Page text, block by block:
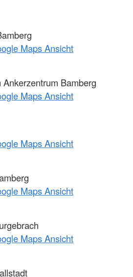
Maps Ansicht
Bamberg
Maps Ansicht
Maps Ansicht
Maps Ansicht
Maps Ansicht